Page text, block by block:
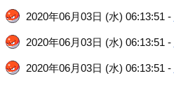
2020年06月03日 (水) 06:13:51 -
2020年06月03日 (水) 06:13:51 -
2020年06月03日 (水) 06:13:51 -